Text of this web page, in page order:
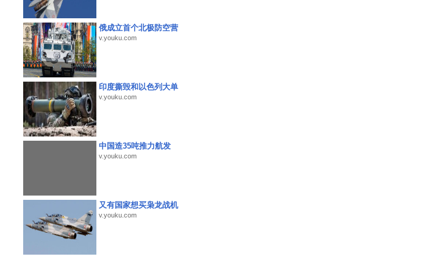
俄成立首个北极防空营
v.youku.com
印度撕毁和以色列大单
v.youku.com
中国造35吨推力航发
v.youku.com
又有国家想买枭龙战机
v.youku.com